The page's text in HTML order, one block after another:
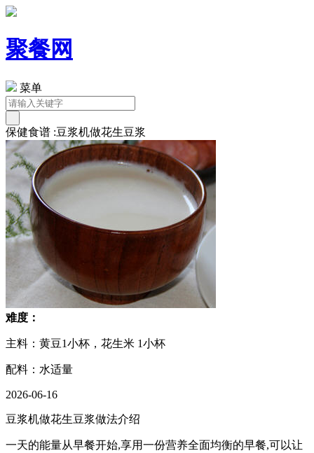
聚餐网
菜单
保健食谱 :豆浆机做花生豆浆
难度：
主料：黄豆1小杯，花生米 1小杯
配料：水适量
2026-06-16
豆浆机做花生豆浆做法介绍
一天的能量从早餐开始,享用一份营养全面均衡的早餐,可以让